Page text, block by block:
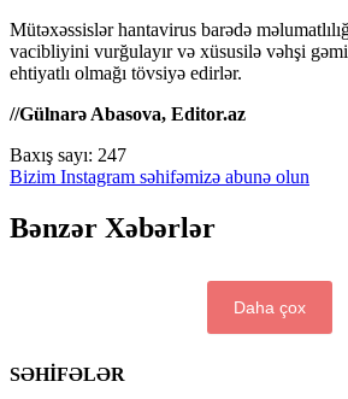
Mütəxəssislər hantavirus barədə
vacibliyini vurğulayır və xüsusilə vəhşi
ehtiyatlı olmağı tövsiyə edirlər.
//Gülnarə Abasova, Editor.az
Baxış sayı: 247
Bizim Instagram səhifəmizə abunə olun
Bənzər Xəbərlər
Daha çox
SƏHİFƏLƏR